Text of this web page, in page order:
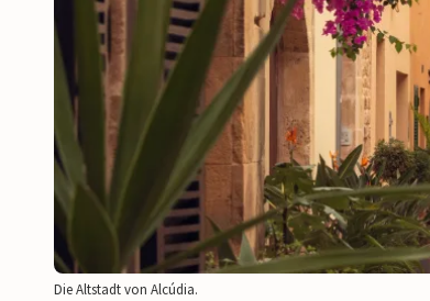
Die Altstadt von Alcúdia.